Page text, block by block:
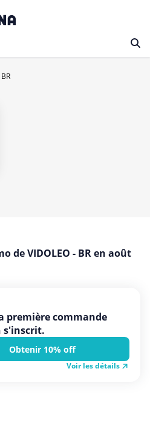
de VIDOLEO - BR en août
première commande
s'inscrit.
Obtenir 10% off
Voir les détails